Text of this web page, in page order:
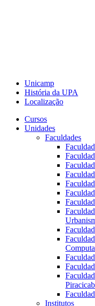
Unicamp
História da UPA
Localização
Cursos
Unidades
Faculdades
Institutos